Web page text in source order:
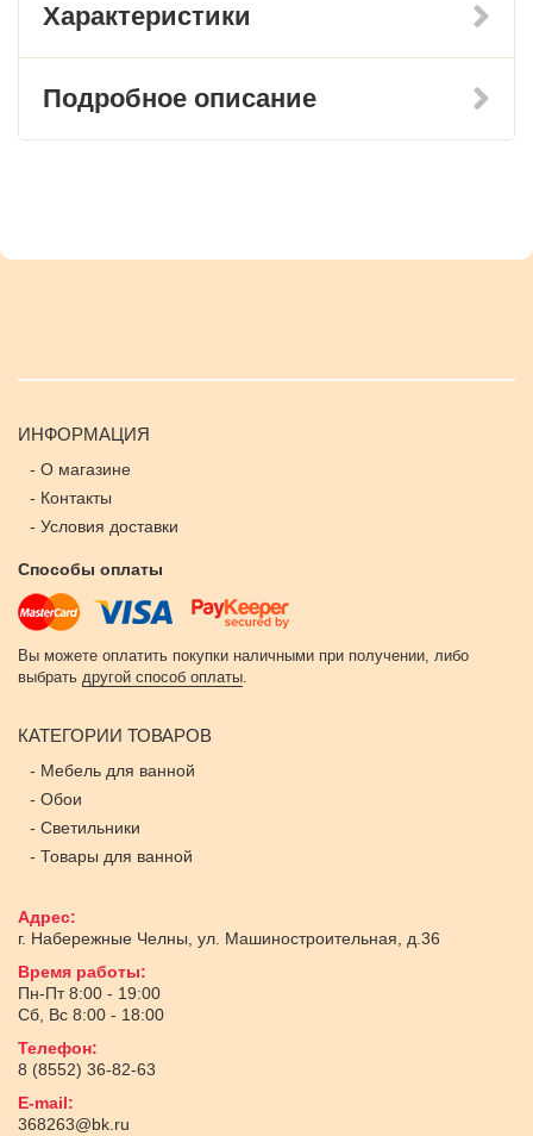
Характеристики
Подробное описание
ИНФОРМАЦИЯ
- О магазине
- Контакты
- Условия доставки
Способы оплаты
Вы можете оплатить покупки наличными при получении, либо
выбрать другой способ оплаты.
КАТЕГОРИИ ТОВАРОВ
- Мебель для ванной
- Обои
- Светильники
- Товары для ванной
Адрес:
г. Набережные Челны ул. Машиностроительная, д.36
Время работы:
Пн-Пт 8:00 - 19:00
Сб, Вс 8:00 - 18:00
Телефон:
8 (8552) 36-82-63
E-mail:
368263@bk.ru